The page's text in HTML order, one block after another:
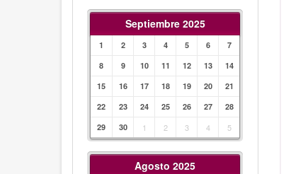
Septiembre 2025
1 2 3 4 5 6
7
8
9 10 11 12 13
14
15
16 17 18 19 20
21
22
23 24 25 26 27
28
29
30 1 2 3 4 5
Agosto 2025